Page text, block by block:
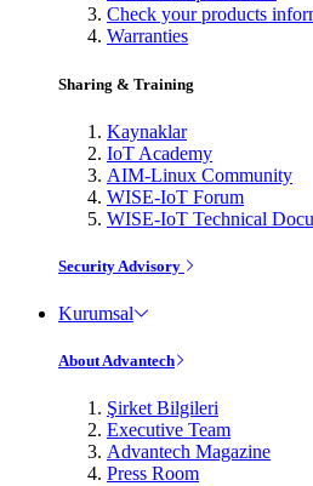
Check your products
Warranties
Sharing & Training
Kaynaklar
IoT Academy
AIM-Linux Community
WISE-IoT Forum
WISE-IoT Technical
Security Advisory
Kurumsal
About Advantech
Şirket Bilgileri
Executive Team
Advantech Magazine
Press Room